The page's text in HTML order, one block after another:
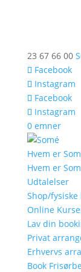
23 67 66 00
Facebook
Instagram
Facebook
Instagram
0 emner
Hvem er
Hvem er
Udtalelser
Shop/fysiske
Online
Lav din
Privat
Erhvervs
Book